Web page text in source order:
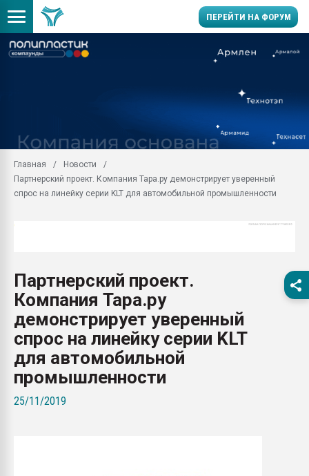
ПЕРЕЙТИ НА ФОРУМ
заводу пластмасс"
ППЭ
Вакуум-формовочные
28.07.2026
ситуацией на
Всё, что касается
бутылок
Главная
Новости
Партнерский проект. Компания Тара.ру демонстрирует уверенный
спрос на линейку серии KLT для автомобильной промышленности
Партнерский проект.
Компания Тара.ру
демонстрирует уверенный
спрос на линейку серии KLT
для автомобильной
промышленности
25/11/2019